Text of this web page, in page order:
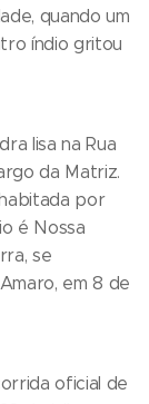
quando um
índio gritou
lisa na Rua
da Matriz.
por
é Nossa
se
em 8 de
oficial de